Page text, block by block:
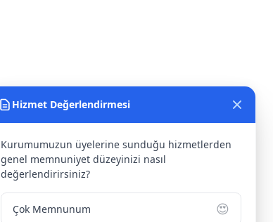
Hizmet Değerlendirmesi
Kurumumuzun üyelerine sunduğu hizmetlerden
genel memnuniyet düzeyinizi nasıl
değerlendirirsiniz?
Çok Memnunum 😍